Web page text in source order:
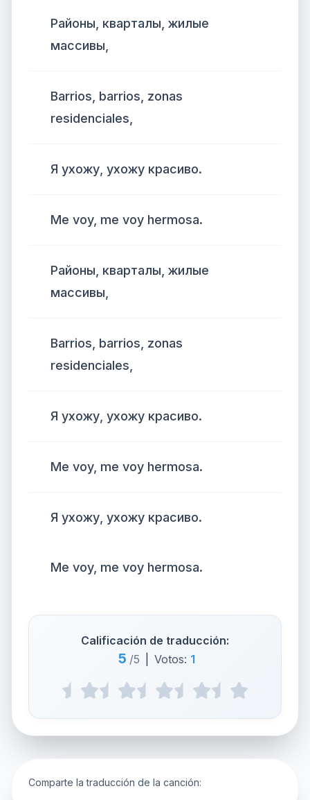
Районы, кварталы, жилые
массивы,
Barrios, barrios, zonas
residenciales,
Я ухожу, ухожу красиво.
Me voy, me voy hermosa.
Районы, кварталы, жилые
массивы,
Barrios, barrios, zonas
residenciales,
Я ухожу, ухожу красиво.
Me voy, me voy hermosa.
Я ухожу, ухожу красиво.
Me voy, me voy hermosa.
Calificación de traducción:
5 /5 Votos: 1
Comparte la traducción de la canción: